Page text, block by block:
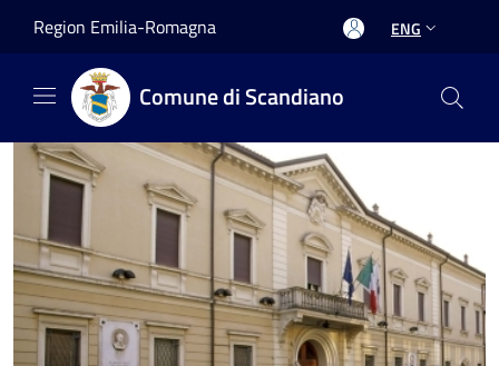
Region Emilia-Romagna ENG
Comune di Scandiano